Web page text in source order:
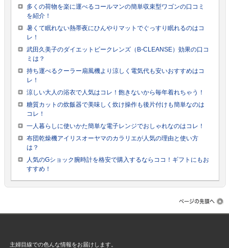
多くの荷物を楽に運べるコールマンの簡単収束型ワゴンの口コミ
を紹介！
暑くて眠れない熱帯夜にひんやりマットでぐっすり眠れるのはコ
レ！
武田久美子のダイエットビークレンズ（B-CLEANSE）効果の口コ
ミは？
持ち運べるクーラー扇風機より涼しく電気代も安いおすすめはコ
レ！
涼しい大人の浴衣で人気はコレ！飽きないから毎年着れちゃう！
糖質カットの炊飯器で美味しく炊け操作も後片付けも簡単なのは
コレ！
一人暮らしに使いかた簡単な電子レンジでおしゃれなのはコレ！
布団乾燥機アイリスオーヤマのカラリエが人気の理由と使い方
は？
人気のGショック腕時計を格安で購入するならココ！ギフトにもお
すすめ！
主婦目線での色んな情報をお届けします。